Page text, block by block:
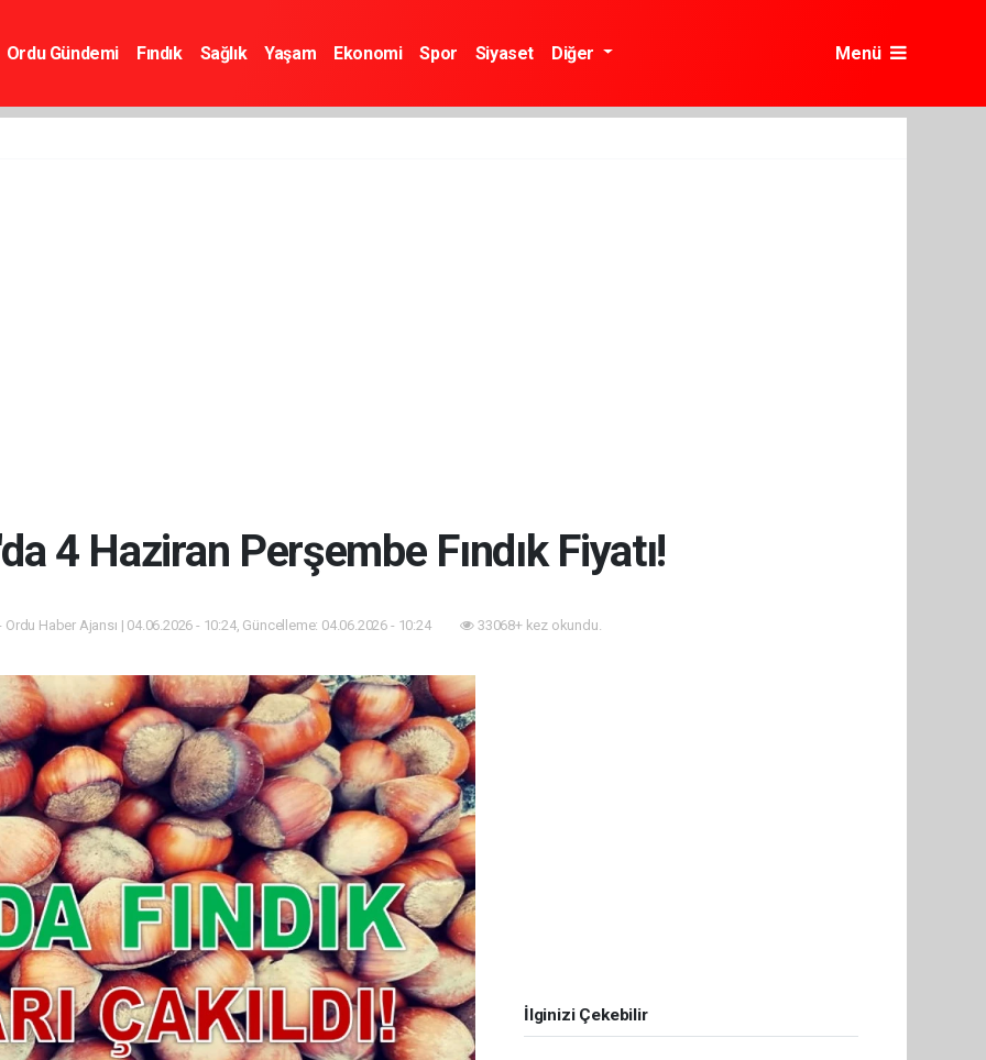
Ordu Gündemi Fındık Sağlık Yaşam Ekonomi Spor Siyaset Diğer Menü
4 Haziran Perşembe Fındık Fiyatı!
Ordu Haber Ajansı | 04.06.2026 - 10:24, Güncelleme: 04.06.2026 - 10:24 33068+ kez okundu.
İlginizi Çekebilir